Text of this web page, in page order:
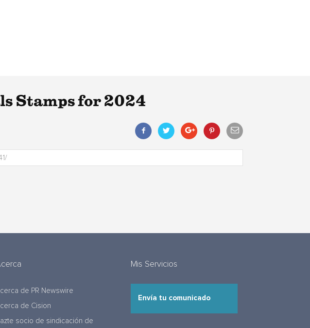
Stamps for 2024
de PR Newswire
de Cision
socio de sindicación de
Mis Servicios
Envía tu comunicado